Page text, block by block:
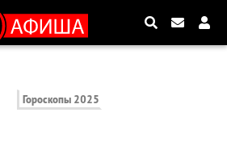
Гороскопы 2025